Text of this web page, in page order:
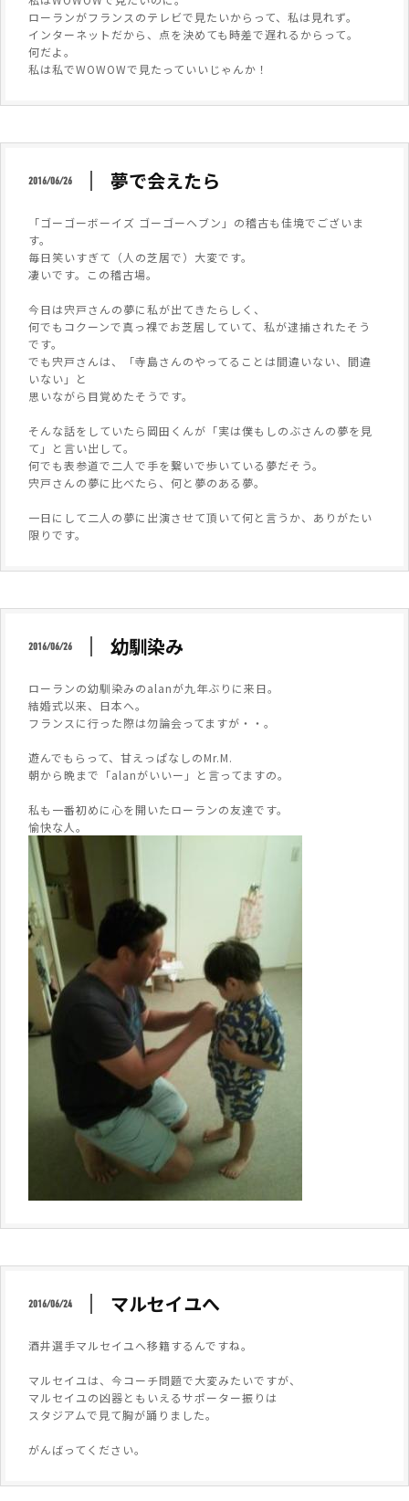
ローランがフランスのテレビで見たいからって、私は見れず。
インターネットだから、点を決めても時差で遅れるからって。
何だよ。
私は私でWOWOWで見たっていいじゃんか！
2016/06/26 夢で会えたら
「ゴーゴーボーイズ ゴーゴーヘブン」の稽古も佳境でございま
す。
毎日笑いすぎて（人の芝居で）大変です。
凄いです。この稽古場。
今日は宍戸さんの夢に私が出てきたらしく、
何でもコクーンで真っ裸でお芝居していて、私が逮捕されたそう
です。
でも宍戸さんは、「寺島さんのやってることは間違いない、間違
いない」と
思いながら目覚めたそうです。
そんな話をしていたら岡田くんが「実は僕もしのぶさんの夢を見
て」と言い出して。
何でも表参道で二人で手を繋いで歩いている夢だそう。
宍戸さんの夢に比べたら、何と夢のある夢。
一日にして二人の夢に出演させて頂いて何と言うか、ありがたい
限りです。
2016/06/26 幼馴染み
ローランの幼馴染みのalanが九年ぶりに来日。
結婚式以来、日本へ。
フランスに行った際は勿論会ってますが・・。
遊んでもらって、甘えっぱなしのMr.M.
朝から晩まで「alanがいいー」と言ってますの。
私も一番初めに心を開いたローランの友達です。
愉快な人。
2016/06/24 マルセイユへ
酒井選手マルセイユへ移籍するんですね。
マルセイユは、今コーチ問題で大変みたいですが、
マルセイユの凶器ともいえるサポーター振りは
スタジアムで見て胸が踊りました。
がんばってください。